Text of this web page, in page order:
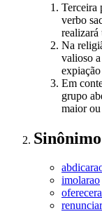
Terceira
verbo
Na
valioso
Em
grupo
maior
Sinônimo
imolarao